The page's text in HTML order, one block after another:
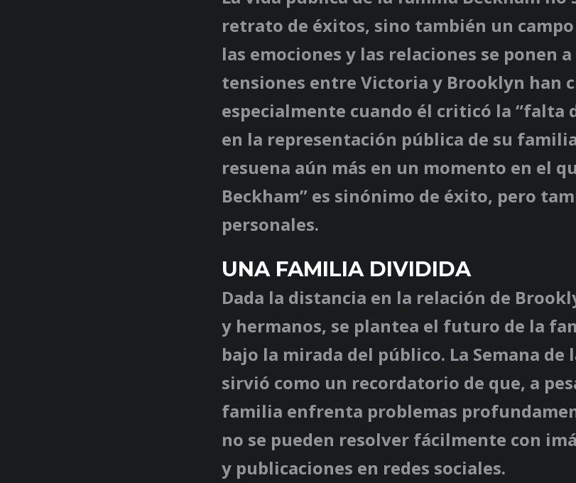
retrato de éxitos, sino también un
las emociones y las relaciones se ponen a
tensiones entre Victoria y Brooklyn han
especialmente cuando él criticó la “falta
en la representación pública de su
resuena aún más en un momento en el
Beckham” es sinónimo de éxito, pero
personales.
UNA FAMILIA DIVIDIDA
Dada la distancia en la relación de
y hermanos, se plantea el futuro de la
bajo la mirada del público. La Semana de
sirvió como un recordatorio de que, a
familia enfrenta problemas
no se pueden resolver fácilmente con
y publicaciones en redes sociales.